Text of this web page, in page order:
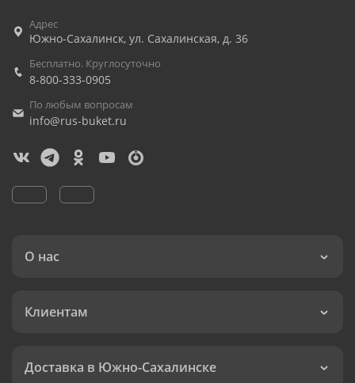
Адрес
Южно-Сахалинск, ул. Сахалинская, д. 36
Бесплатно. Круглосуточно
8-800-333-0905
По любым вопросам
info@rus-buket.ru
О нас
Клиентам
Доставка в Южно-Сахалинске